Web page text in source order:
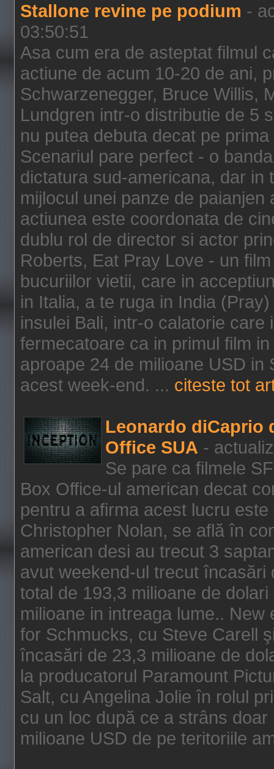
Stallone revine pe podium -
03:50:51
Asa cum era de asteptat filmul
actiune de acum 10-20 de ani,
Schwarzenegger, Bruce Willis,
Lundgren intr-o distributie de 5
nu putea debuta decat pe
Scenariul pare perfect - o
dictatura sud-americana, dar in
mijlocul unei panze de
actiunea este coordonata de
dublu rol de director si actor
Roberts, Eat Pray Love - un
bucuriilor vietii, care in
in Italia, a te ruga in India
insulei Bali, intr-o calatorie
fermecatoare ca in primul film
aproape 24 de milioane USD in
acest week-end. ... citeste tot
Leonardo diCaprio
Office SUA -
Se pare ca filmele
Box Office-ul american decat
pentru a afirma acest lucru
Christopher Nolan, se află în
american desi au trecut 3
avut weekend-ul trecut încasări
total de 193,3 milioane de
milioane in intreaga lume..
for Schmucks, cu Steve Carell
încasări de 23,3 milioane de
la producatorul Paramount
Salt, cu Angelina Jolie în rolul
cu un loc după ce a strâns
milioane USD de pe teritoriile